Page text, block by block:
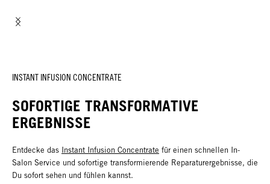
INSTANT INFUSION CONCENTRATE
SOFORTIGE TRANSFORMATIVE
ERGEBNISSE
Entdecke das Instant Infusion Concentrate für einen schnellen In-
Salon Service und sofortige transformierende Reparaturergebnisse, die
Du sofort sehen und fühlen kannst.